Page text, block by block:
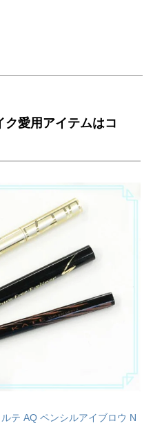
愛用アイテムはコ
テ AQ ペンシルアイブロウ N